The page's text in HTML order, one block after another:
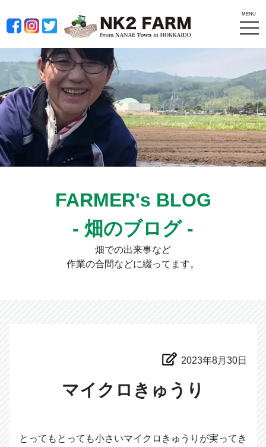
MENU
FARMER's BLOG
- 畑のブログ -
畑での出来事など
作業の合間などに綴ってます。
2023年8月30日
マイクロきゅうり
とってもとっても小さいマイクロきゅうりが実ってき